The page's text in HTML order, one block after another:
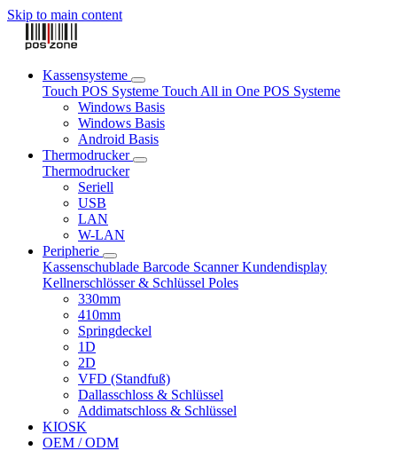
Skip to main content
Kassensysteme
Touch POS Systeme Touch All in One POS Systeme
Windows Basis
Windows Basis
Android Basis
Thermodrucker
Thermodrucker
Seriell
USB
LAN
W-LAN
Peripherie
Kassenschublade Barcode ScannerKundendisplay
Kellnerschlösser & Schlüssel Poles
330mm
410mm
Springdeckel
1D
2D
VFD (Standfuß)
Dallasschloss & Schlüssel
Addimatschloss & Schlüssel
KIOSK
OEM / ODM